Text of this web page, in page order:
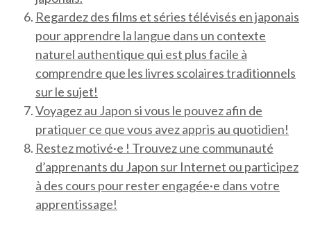
Regardez des films et séries télévisés en japonais
pour apprendre la langue dans un contexte
naturel authentique qui est plus facile à
comprendre que les livres scolaires traditionnels
sur le sujet!
Voyagez au Japon si vous le pouvez afin de
pratiquer ce que vous avez appris au quotidien!
Restez motivé·e ! Trouvez une communauté
d’apprenants du Japon sur Internet ou participez
à des cours pour rester engagée·e dans votre
apprentissage!